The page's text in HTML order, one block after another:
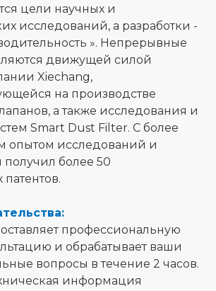
цели научных и
исследований, а разработки -
». Непрерывные
движущей силой
Xiechang,
на производстве
а также исследования и
Smart Dust Filter. С более
опытом исследований и
получил более 50
профессиональную
и обрабатывает ваши
вопросы в течение 2 часов.
информация